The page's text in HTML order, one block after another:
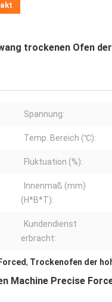
trockenen Ofen
Spannung:
Temp. Bereich (℃):
Fluktuation (%):
Innenmaß (mm)
(H*B*T):
Kundendienst
erbracht:
, Trockenofen der
Machine Precise